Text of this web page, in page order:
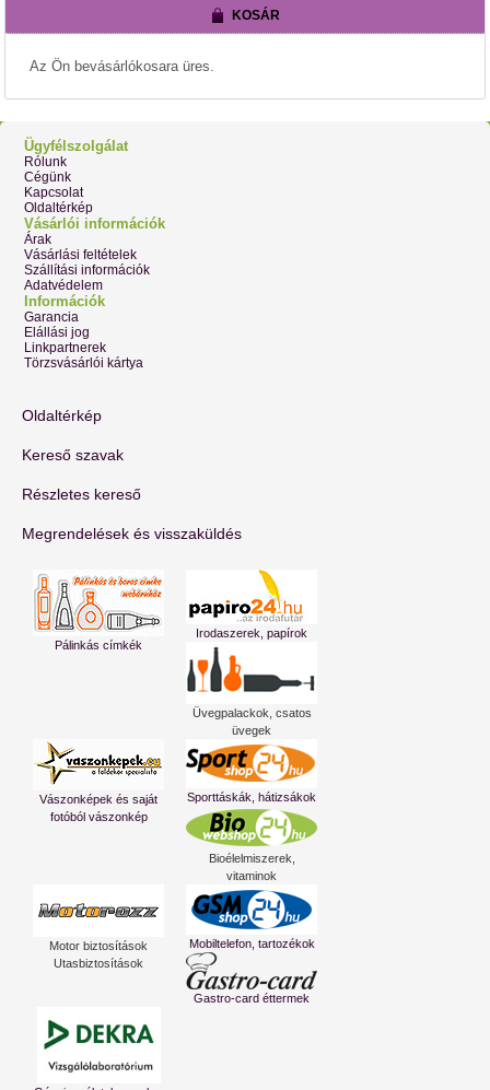
KOSÁR
Az Ön bevásárlókosara üres.
Ügyfélszolgálat
Rólunk
Cégünk
Kapcsolat
Oldaltérkép
Vásárlói információk
Árak
Vásárlási feltételek
Szállítási információk
Adatvédelem
Információk
Garancia
Elállási jog
Linkpartnerek
Törzsvásárlói kártya
Oldaltérkép
Kereső szavak
Részletes kereső
Megrendelések és visszaküldés
Pálinkás címkék
Irodaszerek, papírok
Üvegpalackok, csatos
üvegek
Vászonképek és saját
fotóból vászonkép
Sporttáskák, hátizsákok
Bioélelmiszerek,
vitaminok
Motor biztosítások
Utasbiztosítások
Mobiltelefon, tartozékok
Gastro-card éttermek